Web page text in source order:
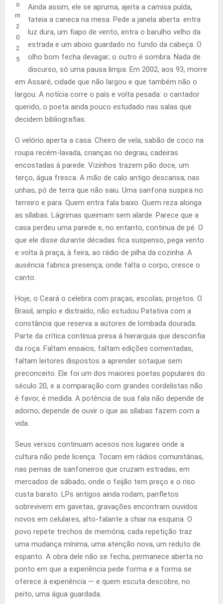
o
m
2
0
2
5
Ainda assim, ele se apruma, ajeita a camisa puída,
tateia a caneca na mesa. Pede a janela aberta: entra
luz dura, um fiapo de vento, entra o barulho velho da
estrada e um aboio guardado no fundo da cabeça. O
olho bom fecha devagar; o outro é sombra. Nada de
discurso, só uma pausa limpa. Em 2002, aos 93, morre
em Assaré, cidade que não largou e que também não o
largou. A notícia corre o país e volta pesada: o cantador
querido, o poeta ainda pouco estudado nas salas que
decidem bibliografias.
O velório aperta a casa. Cheiro de vela, sabão de coco na
roupa recém-lavada, crianças no degrau, cadeiras
encostadas à parede. Vizinhos trazem pão doce, um
terço, água fresca. A mão de calo antigo descansa; nas
unhas, pó de terra que não saiu. Uma sanfona suspira no
terreiro e para. Quem entra fala baixo. Quem reza alonga
as sílabas. Lágrimas queimam sem alarde. Parece que a
casa perdeu uma parede e, no entanto, continua de pé. O
que ele disse durante décadas fica suspenso, pega vento
e volta à praça, à feira, ao rádio de pilha da cozinha. A
ausência fabrica presença; onde falta o corpo, cresce o
canto.
Hoje, o Ceará o celebra com praças, escolas, projetos. O
Brasil, amplo e distraído, não estudou Patativa com a
constância que reserva a autores de lombada dourada.
Parte da crítica continua presa à hierarquia que desconfia
da roça. Faltam ensaios, faltam edições comentadas,
faltam leitores dispostos a aprender sotaque sem
preconceito. Ele foi um dos maiores poetas populares do
século 20, e a comparação com grandes cordelistas não
é favor, é medida. A potência de sua fala não depende de
adorno; depende de ouvir o que as sílabas fazem com a
vida.
Seus versos continuam acesos nos lugares onde a
cultura não pede licença. Tocam em rádios comunitárias,
nas pernas de sanfoneiros que cruzam estradas, em
mercados de sábado, onde o feijão tem preço e o riso
custa barato. LPs antigos ainda rodam, panfletos
sobrevivem em gavetas, gravações encontram ouvidos
novos em celulares, alto-falante a chiar na esquina. O
povo repete trechos de memória; cada repetição traz
uma mudança mínima, uma atenção nova, um reduto de
espanto. A obra dele não se fecha; permanece aberta no
ponto em que a experiência pede forma e a forma se
oferece à experiência — e quem escuta descobre, no
peito, uma água guardada.